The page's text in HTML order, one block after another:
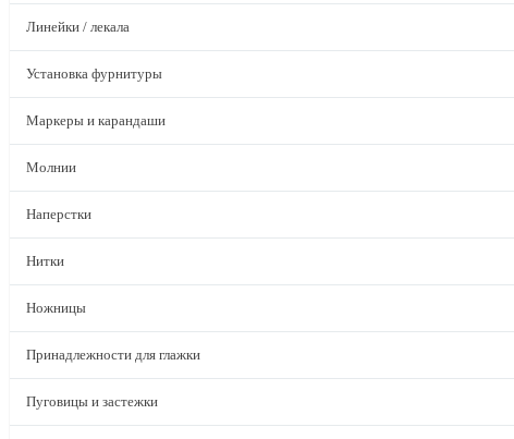
Линейки / лекала
Установка фурнитуры
Маркеры и карандаши
Молнии
Наперстки
Нитки
Ножницы
Принадлежности для глажки
Пуговицы и застежки